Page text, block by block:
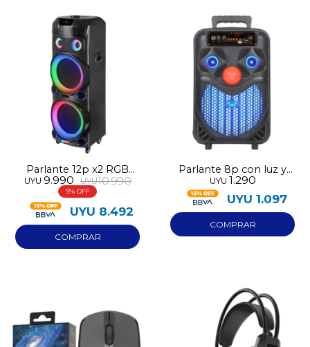
Parlante 12p x2 RGB
100W
UYU 9.990 UYU10.990
9
UYU 8.492
Parlante 8p con luz y
micrófono P66
UYU 1.290
UYU 1.097